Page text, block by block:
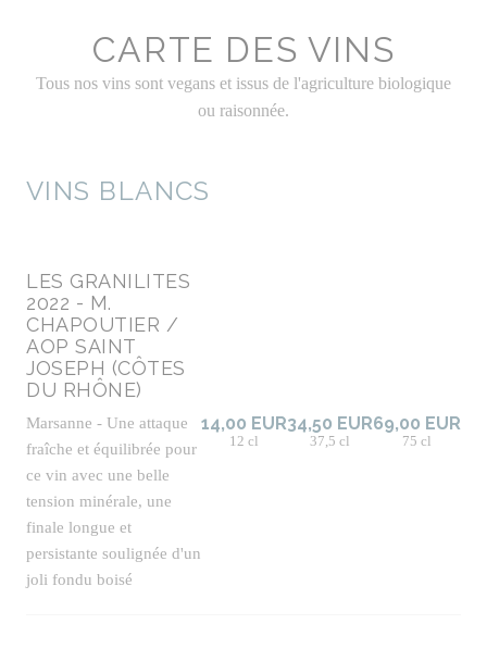
CARTE DES VINS
Tous nos vins sont vegans et issus de l'agriculture biologique
ou raisonnée.
VINS BLANCS
LES GRANILITES
2022 - M.
CHAPOUTIER /
AOP SAINT
JOSEPH (CÔTES
DU RHÔNE)
Marsanne - Une attaque
fraîche et équilibrée pour
ce vin avec une belle
tension minérale, une
finale longue et
persistante soulignée d'un
joli fondu boisé
14,00 EUR
12 cl
34,50 EUR
37,5 cl
69,00 EUR
75 cl